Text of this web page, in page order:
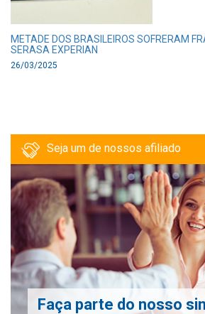
METADE DOS BRASILEIROS SOFRERAM
SERASA EXPERIAN
26/03/2025
Seja um de nossos afiliado
Faça parte do nosso